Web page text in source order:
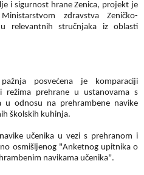
i sigurnost hrane Zenica, projekt je
zdravstva Zeničko-
relevantnih stručnjaka iz oblasti
posvećena je komparaciji
režima prehrane u ustanovama s
u odnosu na prehrambene navike
školskih kuhinja.
učenika u vezi s prehranom i
osmišljenog "Anketnog upitnika o
navikama učenika".